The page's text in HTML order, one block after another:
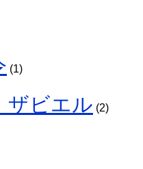
(1)
ザビエル (2)